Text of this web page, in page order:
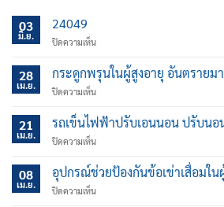
03
มิ.ย.
24049
ปิดความเห็นบน
28
เม.ย.
กระดูกพรุนในผู้สูงอายุ อันตรายม
ปิดความเห็นบน
พรุน
ใน
ผู้
อายุ
มาก
21
เม.ย.
รถเข็นไฟฟ้าปรับเอนนอน ปรับนอ
ปิดความเห็นบน
เข็น
ไฟฟ้า
ปรับ
08
เม.ย.
อุปกรณ์ช่วยป้องกันข้อเข่าเสื่อมใน
ปิดความเห็นบน